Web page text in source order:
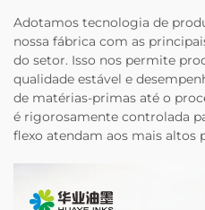
Adotamos tecnologia de
nossa fábrica com as
do setor. Isso nos permite
qualidade estável e
de matérias-primas até o
é rigorosamente controlada
flexo atendam aos mais altos